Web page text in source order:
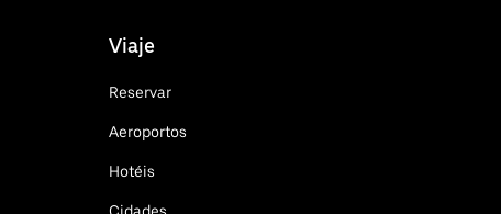
Viaje
Reservar
Aeroportos
Hotéis